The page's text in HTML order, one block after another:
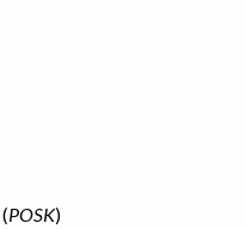
(POSK)